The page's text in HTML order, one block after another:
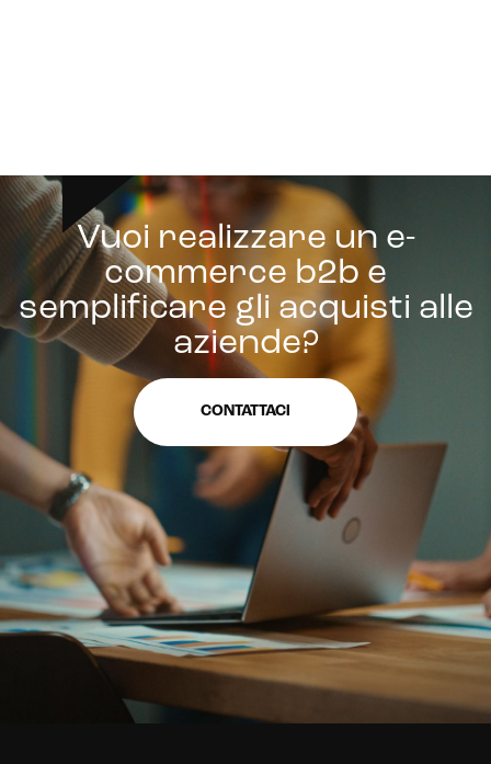
Vuoi realizzare un e-
commerce b2b e
semplificare gli acquisti alle
aziende?
CONTATTACI